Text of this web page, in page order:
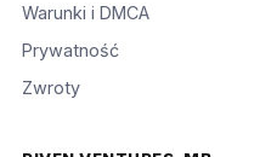
Warunki i DMCA
Prywatność
Zwroty